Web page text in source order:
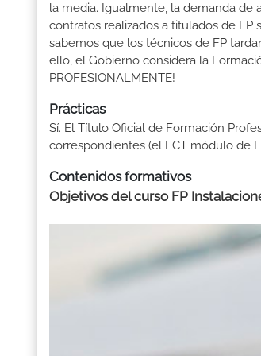
la media. Igualmente, la demanda de
contratos realizados a titulados de FP
sabemos que los técnicos de FP
ello, el Gobierno considera la
PROFESIONALMENTE!
Prácticas
Sí. El Título Oficial de Formación
correspondientes (el FCT módulo de
Contenidos formativos
Objetivos del curso FP